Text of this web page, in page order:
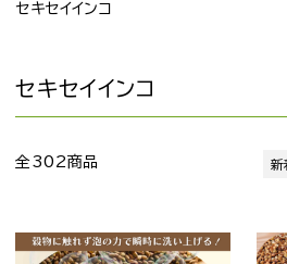
セキセイインコ
セキセイインコ
全302商品 新